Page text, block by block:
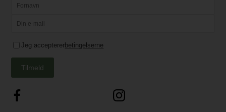
Jeg accepterer betingelserne
Tilmeld